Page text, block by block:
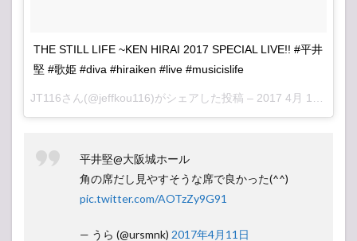
THE STILL LIFE ~KEN HIRAI 2017 SPECIAL LIVE!! #平井
堅 #歌姫 #diva #hiraiken #live #musicislife
JT116さん(@jeffkou116)がシェアした投稿 – 2017 4月 11 3:00午前 PDT
平井堅@大阪城ホール
角の席だし見やすそうな席で良かった(^^)
pic.twitter.com/AOTzZy9G91
— うら (@ursmnk) 2017年4月11日